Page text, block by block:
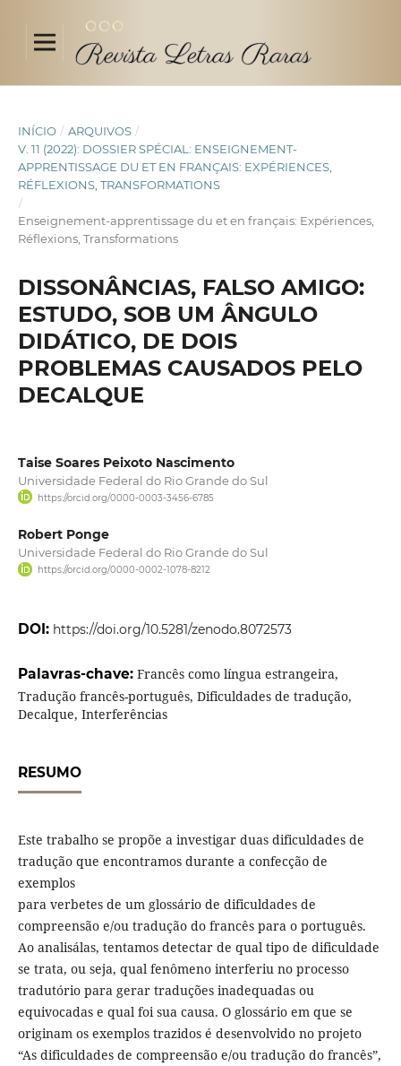
INÍCIO / ARQUIVOS /
V. 11 (2022): DOSSIER SPÉCIAL: ENSEIGNEMENT-
APPRENTISSAGE DU ET EN FRANÇAIS: EXPÉRIENCES,
RÉFLEXIONS, TRANSFORMATIONS
/
Enseignement-apprentissage du et en français: Expériences,
Réflexions, Transformations
DISSONÂNCIAS, FALSO AMIGO:
ESTUDO, SOB UM ÂNGULO
DIDÁTICO, DE DOIS
PROBLEMAS CAUSADOS PELO
DECALQUE
Taise Soares Peixoto Nascimento
Universidade Federal do Rio Grande do Sul
https://orcid.org/0000-0003-3456-6785
Robert Ponge
Universidade Federal do Rio Grande do Sul
https://orcid.org/0000-0002-1078-8212
DOI: https://doi.org/10.5281/zenodo.8072573
Palavras-chave: Francês como língua estrangeira,
Tradução francês-português, Dificuldades de tradução,
Decalque, Interferências
RESUMO
Este trabalho se propõe a investigar duas dificuldades de
tradução que encontramos durante a confecção de
exemplos
para verbetes de um glossário de dificuldades de
compreensão e/ou tradução do francês para o português.
Ao analisálas, tentamos detectar de qual tipo de dificuldade
se trata, ou seja, qual fenômeno interferiu no processo
tradutório para gerar traduções inadequadas ou
equivocadas e qual foi sua causa. O glossário em que se
originam os exemplos trazidos é desenvolvido no projeto
“As dificuldades de compreensão e/ou tradução do francês”,